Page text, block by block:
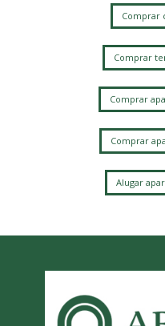
Comprar
Comprar
Comprar
Comprar
Alugar